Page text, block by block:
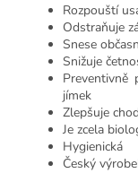
Rozpouští
Odstraňuje
Snese
Snižuje
Preventivně
jímek
Zlepšuje
Je zcela
Hygienická
Český